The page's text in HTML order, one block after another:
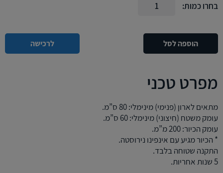
בחרו כמות:
הוספה לסל לרכישה
מפרט טכני
מתאים לארון (פנימי) מינימלי: 80 ס”מ.
עומק משטח (חיצוני) מינימלי: 60 ס”מ.
עומק הכיור: 200 מ”מ.
* הכיור מגיע עם אינפינו נירוסטה.
התקנה שטוחה בלבד.
5 שנות אחריות.